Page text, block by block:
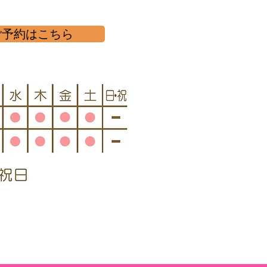
約はこちら